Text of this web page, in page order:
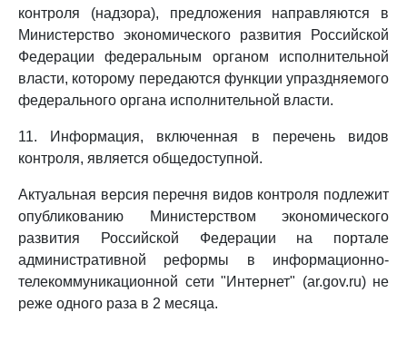
контроля (надзора), предложения направляются в
Министерство экономического развития Российской
Федерации федеральным органом исполнительной
власти, которому передаются функции упраздняемого
федерального органа исполнительной власти.
11. Информация, включенная в перечень видов
контроля, является общедоступной.
Актуальная версия перечня видов контроля подлежит
опубликованию Министерством экономического
развития Российской Федерации на портале
административной реформы в информационно-
телекоммуникационной сети "Интернет" (ar.gov.ru) не
реже одного раза в 2 месяца.